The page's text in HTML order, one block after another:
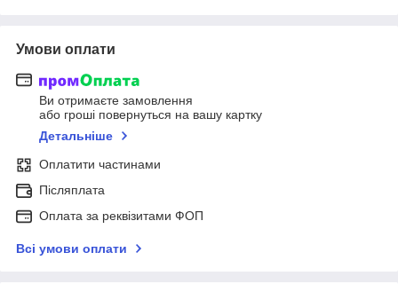
Умови оплати
Ви отримаєте замовлення
або гроші повернуться на вашу картку
Детальніше
Оплатити частинами
Післяплата
Оплата за реквізитами ФОП
Всі умови оплати